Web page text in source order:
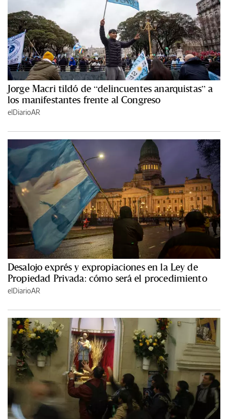
Jorge Macri tildó de “delincuentes anarquistas” a
los manifestantes frente al Congreso
elDiarioAR
Desalojo exprés y expropiaciones en la Ley de
Propiedad Privada: cómo será el procedimiento
elDiarioAR